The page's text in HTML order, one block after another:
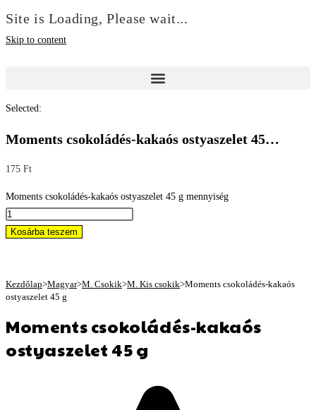
Site is Loading, Please wait...
Skip to content
Selected:
Moments csokoládés-kakaós ostyaszelet 45…
175 Ft
Moments csokoládés-kakaós ostyaszelet 45 g mennyiség
Kosárba teszem
Kezdőlap>Magyar>M. Csokik>M. Kis csokik>Moments csokoládés-kakaós
ostyaszelet 45 g
Moments csokoládés-kakaós
ostyaszelet 45 g